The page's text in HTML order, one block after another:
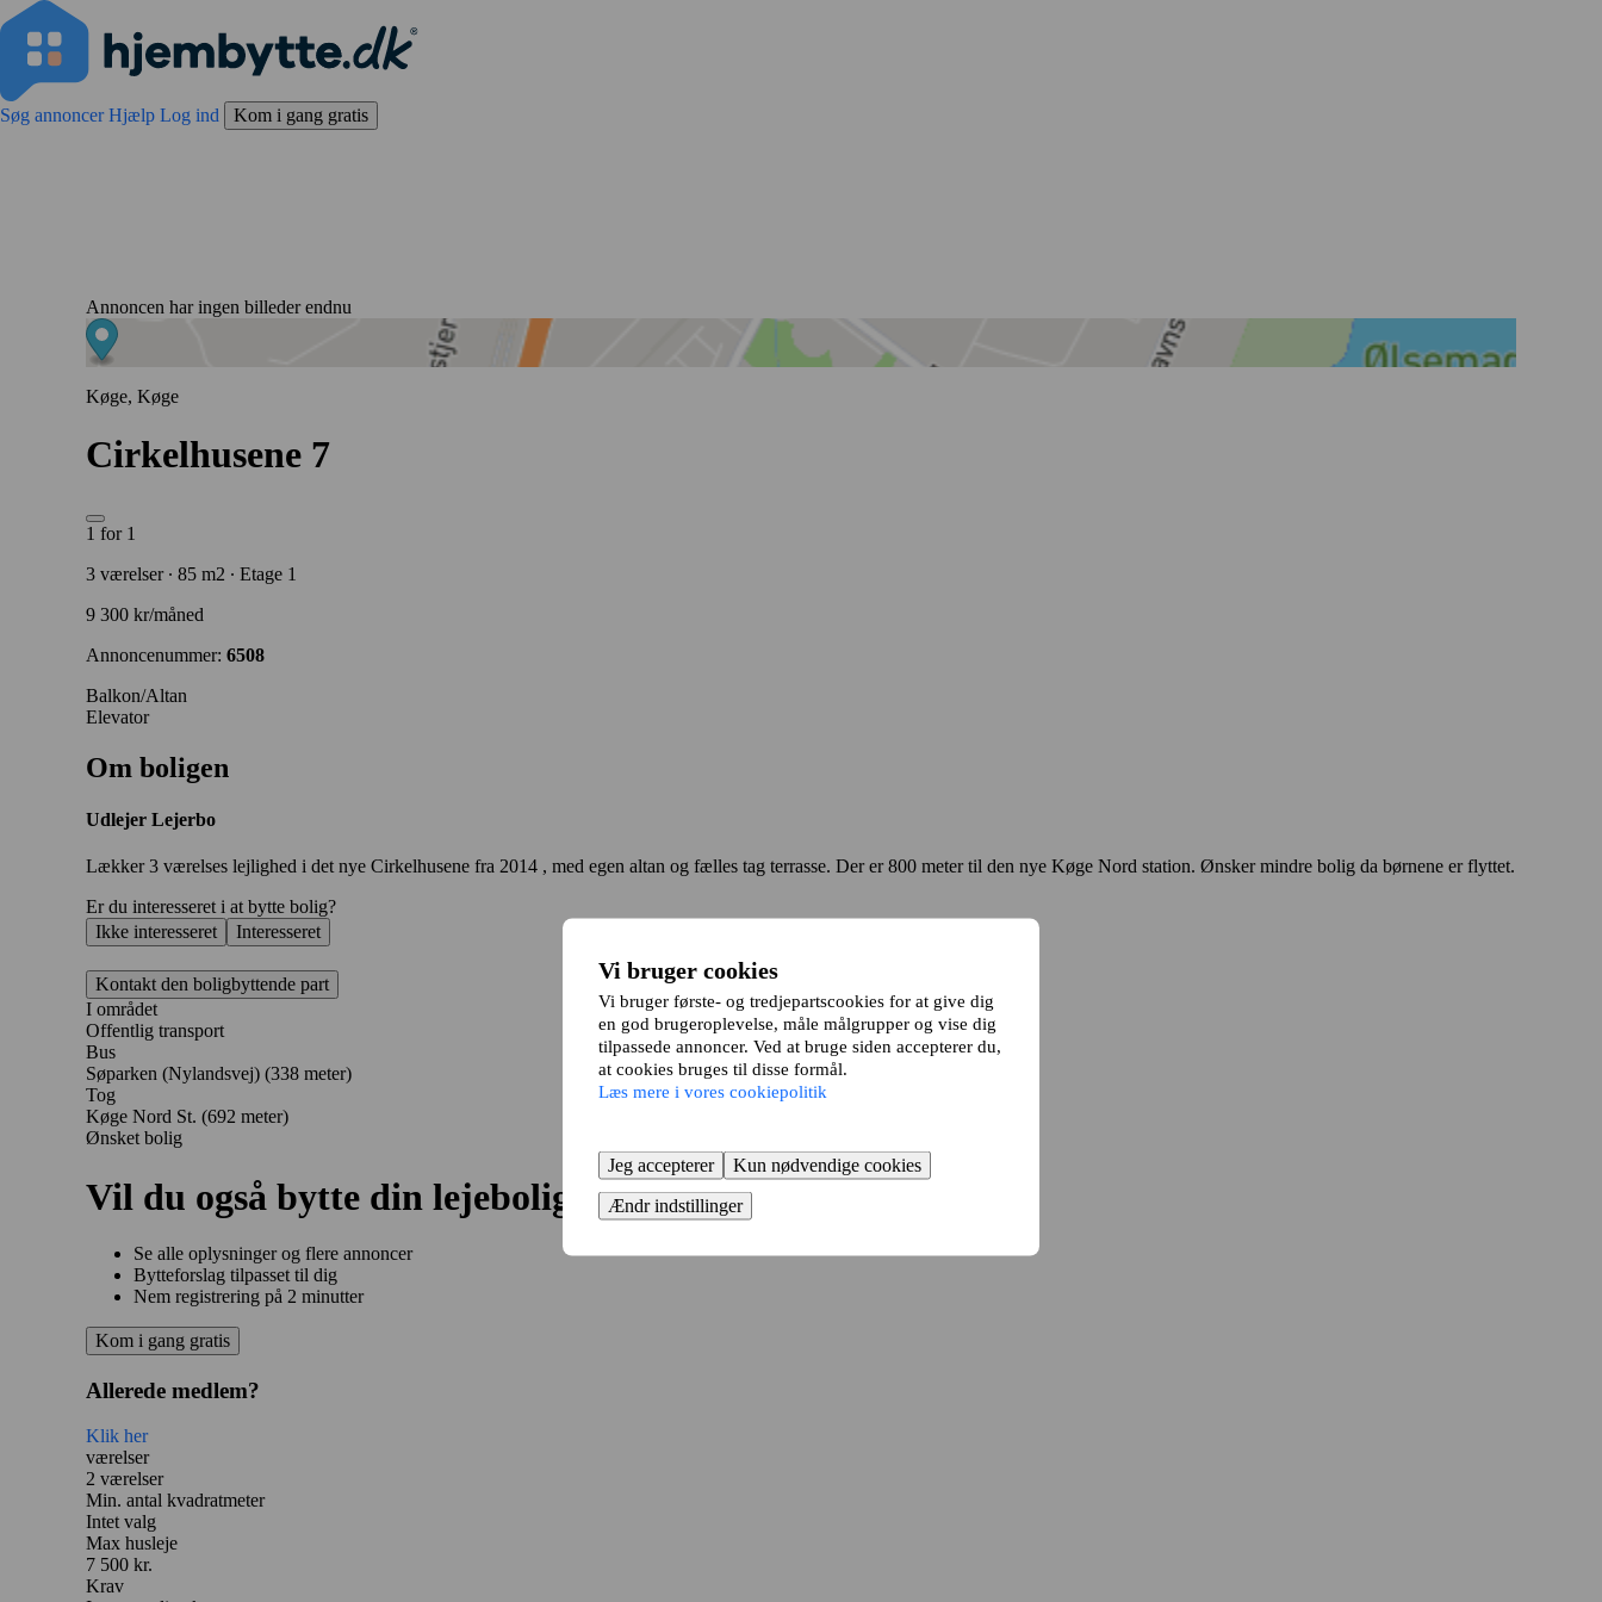
Søg annoncerHjælp Log ind Kom i gang gratis
Annoncen har ingen billeder endnu
Køge, Køge
Cirkelhusene 7
1 for 1
3 værelser ∙ 85 m2 ∙ Etage 1
9 300 kr/måned
Annoncenummer: 6508
Balkon/Altan
Elevator
Om boligen
Udlejer Lejerbo
Lækker 3 værelses lejlighed i det nye Cirkelhusene fra 2014 , med egen altan og fælles tag terrasse. Der er 800 meter til den nye Køge Nord station. Ønsker mindre bolig da børnene er flyttet.
Er du interesseret i at bytte bolig?
Ikke interesseret
Interesseret
Kontakt den boligbyttende part
I området
Offentlig transport
Bus
Søparken (Nylandsvej) (338 meter)
Tog
Køge Nord St. (692 meter)
Ønsket bolig
Vil du også bytte din lejebolig?
Se alle oplysninger og flere annoncer
Bytteforslag tilpasset til dig
Nem registrering på 2 minutter
Kom i gang gratis
Allerede medlem?
Klik her
værelser
2 værelser
Min. antal kvadratmeter
Intet valg
Max husleje
7 500 kr.
Krav
Vi bruger cookies
Vi bruger første- og tredjepartscookies for at give dig
en god brugeroplevelse, måle målgrupper og vise dig
tilpassede annoncer. Ved at bruge siden accepterer du,
at cookies bruges til disse formål.
Læs mere i vores cookiepolitik
Jeg accepterer
Kun nødvendige cookies
Ændr indstillinger